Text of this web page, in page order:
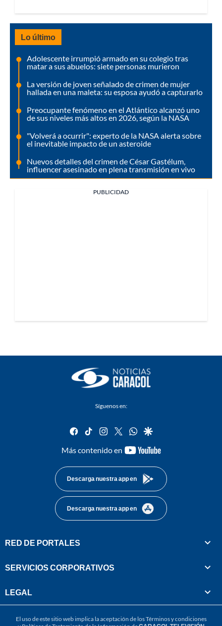
Lo último
Adolescente irrumpió armado en su colegio tras
matar a sus abuelos: siete personas murieron
La versión de joven señalado de crimen de mujer
hallada en una maleta: su esposa ayudó a capturarlo
Preocupante fenómeno en el Atlántico alcanzó uno
de sus niveles más altos en 2026, según la NASA
"Volverá a ocurrir": experto de la NASA alerta sobre
el inevitable impacto de un asteroide
Nuevos detalles del crimen de César Gastélum,
influencer asesinado en plena transmisión en vivo
PUBLICIDAD
Síguenos en:
facebook
tiktok instagram
twitterwhatsapp
google
Más contenido en
youtube-
Descarga nuestra app en
Descarga nuestra app en
RED DE PORTALES
SERVICIOS CORPORATIVOS
LEGAL
El uso de este sitio web implica la aceptación de losTérminos y condiciones